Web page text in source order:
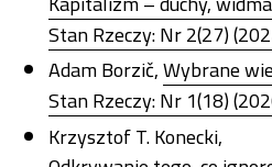
Stan Rzeczy: Nr 2(27)
Adam Borzič,Wybrane
Stan Rzeczy: Nr 1(18)
Krzysztof T. Konecki,